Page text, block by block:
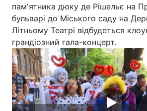
пам'ятника дюку де Рішельє на
бульварі до Міського саду на
Літньому Театрі відбудеться
грандіозний гала-концерт.